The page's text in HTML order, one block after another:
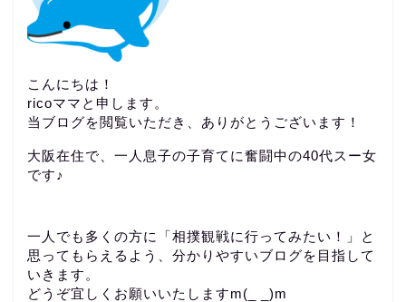
こんにちは！
ricoママと申します。
当ブログを閲覧いただき、ありがとうございます！
大阪在住で、一人息子の子育てに奮闘中の40代スー女
です♪
一人でも多くの方に「相撲観戦に行ってみたい！」と
思ってもらえるよう、分かりやすいブログを目指して
いきます。
どうぞ宜しくお願いいたしますm(_ _)m